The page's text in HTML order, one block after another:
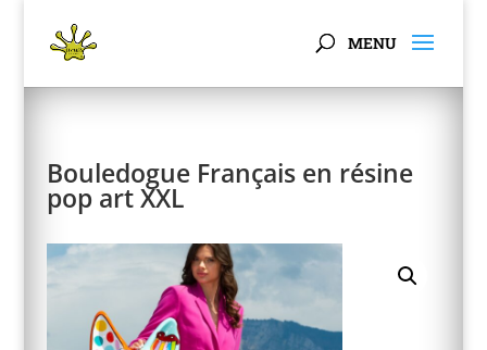
Bouledogue Français en résine
pop art XXL